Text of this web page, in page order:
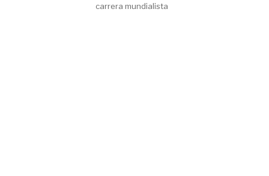
carrera mundialista